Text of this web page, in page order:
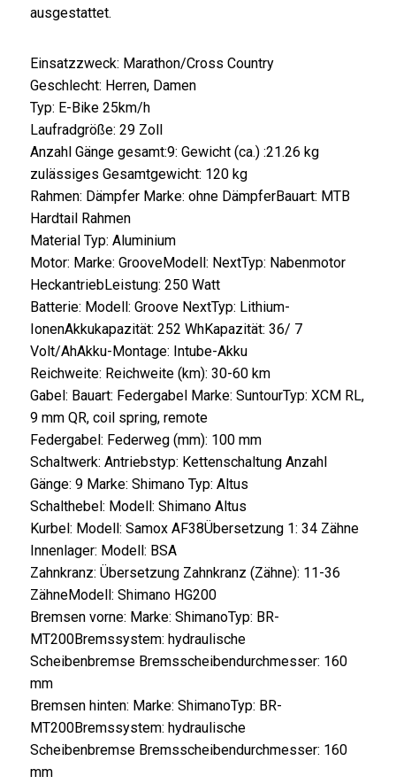
ausgestattet.
Einsatzzweck: Marathon/Cross Country
Geschlecht: Herren, Damen
Typ: E-Bike 25km/h
Laufradgröße: 29 Zoll
Anzahl Gänge gesamt:9: Gewicht (ca.) :21.26 kg
zulässiges Gesamtgewicht: 120 kg
Rahmen: Dämpfer Marke: ohne DämpferBauart: MTB
Hardtail Rahmen
Material Typ: Aluminium
Motor: Marke: GrooveModell: NextTyp: Nabenmotor
HeckantriebLeistung: 250 Watt
Batterie: Modell: Groove NextTyp: Lithium-
IonenAkkukapazität: 252 WhKapazität: 36/ 7
Volt/AhAkku-Montage: Intube-Akku
Reichweite: Reichweite (km): 30-60 km
Gabel: Bauart: Federgabel Marke: SuntourTyp: XCM RL,
9 mm QR, coil spring, remote
Federgabel: Federweg (mm): 100 mm
Schaltwerk: Antriebstyp: Kettenschaltung Anzahl
Gänge: 9 Marke: Shimano Typ: Altus
Schalthebel: Modell: Shimano Altus
Kurbel: Modell: Samox AF38Übersetzung 1: 34 Zähne
Innenlager: Modell: BSA
Zahnkranz: Übersetzung Zahnkranz (Zähne): 11-36
ZähneModell: Shimano HG200
Bremsen vorne: Marke: ShimanoTyp: BR-
MT200Bremssystem: hydraulische
Scheibenbremse Bremsscheibendurchmesser: 160
mm
Bremsen hinten: Marke: ShimanoTyp: BR-
MT200Bremssystem: hydraulische
Scheibenbremse Bremsscheibendurchmesser: 160
mm